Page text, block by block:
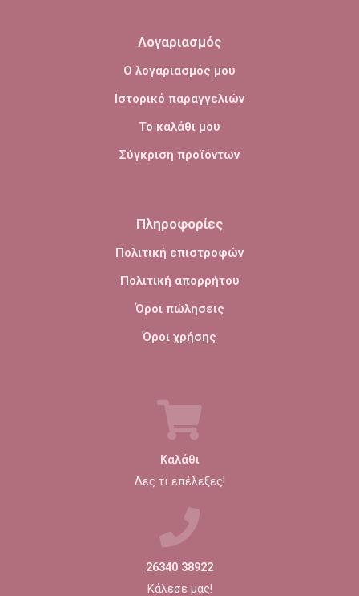
Λογαριασμός
Ο λογαριασμός μου
Ιστορικό παραγγελιών
Το καλάθι μου
Σύγκριση προϊόντων
Πληροφορίες
Πολιτική επιστροφών
Πολιτική απορρήτου
Όροι πώλησεις
Όροι χρήσης
Καλάθι
Δες τι επέλεξες!
26340 38922
Κάλεσε μας!